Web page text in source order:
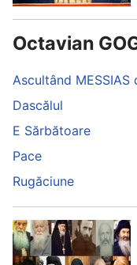
Octavian
Ascultând MESSIAS
Dascălul
E Sărbătoare
Pace
Rugăciune